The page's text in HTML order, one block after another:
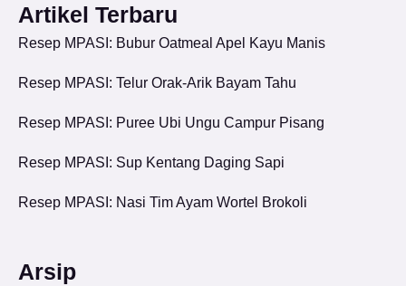
Artikel Terbaru
Resep MPASI: Bubur Oatmeal Apel Kayu Manis
Resep MPASI: Telur Orak-Arik Bayam Tahu
Resep MPASI: Puree Ubi Ungu Campur Pisang
Resep MPASI: Sup Kentang Daging Sapi
Resep MPASI: Nasi Tim Ayam Wortel Brokoli
Arsip